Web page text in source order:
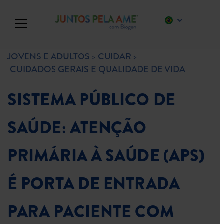
Toggle navigation
JOVENS E ADULTOS
CUIDAR
CUIDADOS GERAIS E QUALIDADE DE VIDA
SISTEMA PÚBLICO DE
SAÚDE: ATENÇÃO
PRIMÁRIA À SAÚDE (APS)
É PORTA DE ENTRADA
PARA PACIENTE COM